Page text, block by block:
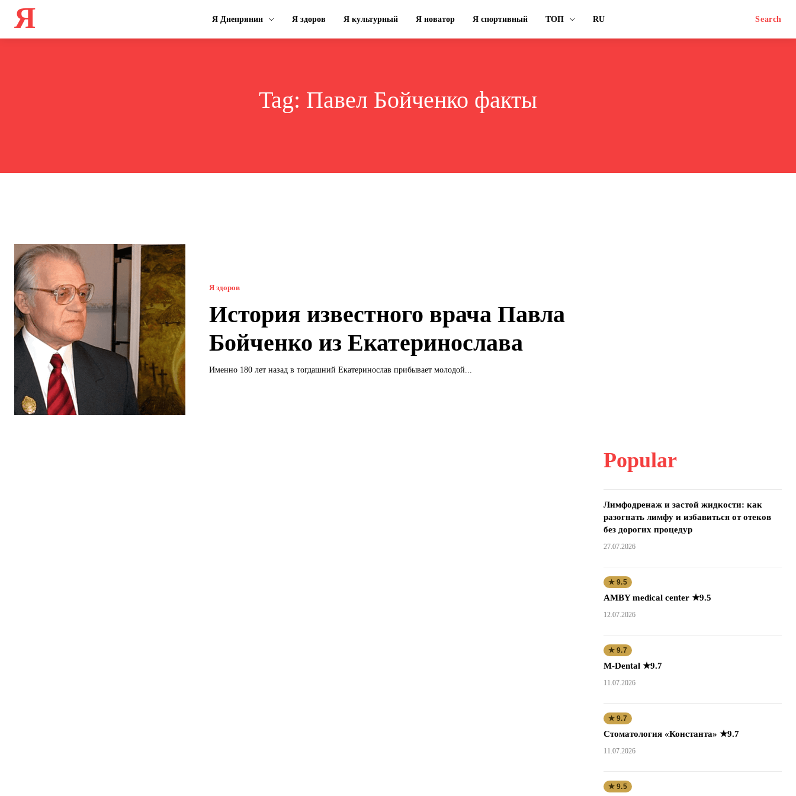
Я Я Днепрянин Я здоров Я культурный Я новатор Я спортивный ТОП RU Search
Tag: Павел Бойченко факты
Я здоров
История известного врача Павла
Бойченко из Екатеринослава
Именно 180 лет назад в тогдашний Екатеринослав прибывает молодой...
Popular
Лимфодренаж и застой жидкости: как
разогнать лимфу и избавиться от отеков
без дорогих процедур
27.07.2026
★ 9.5
AMBY medical center ★9.5
12.07.2026
★ 9.7
M-Dental ★9.7
11.07.2026
★ 9.7
Стоматология «Константа» ★9.7
11.07.2026
★ 9.5